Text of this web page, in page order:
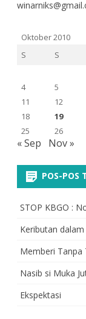
Oktober 2010
S
S
4
5
11
12
18
19
25
26
« Sep Nov »
POS-POS
STOP KBGO :
Keributan
Memberi Tanpa
Nasib si Muka
Ekspektasi